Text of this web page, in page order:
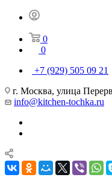
0
0
+7 (929) 505 09 21
г. Москва, улица
info@kitchen-tochka.ru